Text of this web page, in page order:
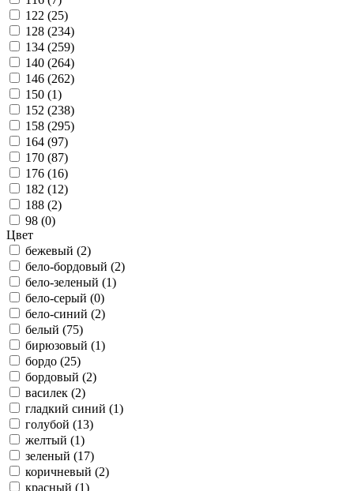
122 (25)
128 (234)
134 (259)
140 (264)
146 (262)
150 (1)
152 (238)
158 (295)
164 (97)
170 (87)
176 (16)
182 (12)
188 (2)
98 (0)
Цвет
бежевый (2)
бело-бордовый (2)
бело-зеленый (1)
бело-серый (0)
бело-синий (2)
белый (75)
бирюзовый (1)
бордо (25)
бордовый (2)
василек (2)
гладкий синий (1)
голубой (13)
желтый (1)
зеленый (17)
коричневый (2)
красный (1)